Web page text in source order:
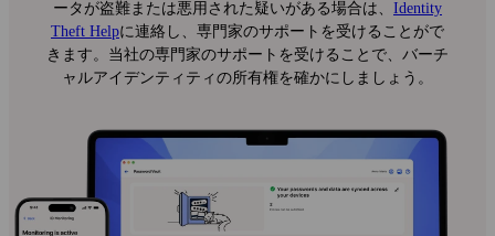
ータが盗難または悪用された疑いがある場合は、 Identity
Theft Helpに連絡し、専門家のサポートを受けることがで
きます。当社の専門家のサポートを受けることで、バーチ
ャルアイデンティティの所有権を確かにしましょう。